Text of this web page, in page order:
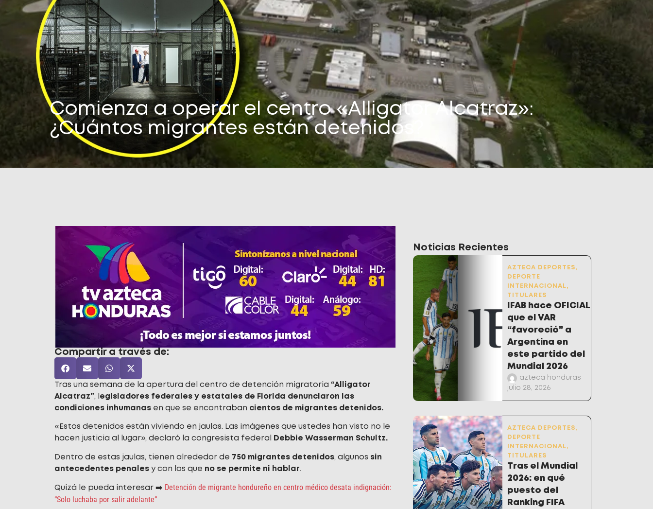
Comienza a operar el centro «Alligator Alcatraz»:
¿Cuántos migrantes están detenidos?
Compartir a través de:
Tras una semana de la apertura del centro de detención migratoria “Alligator
Alcatraz”, l egisladores federales y estatales de Florida denunciaron las
condiciones inhumanas en que se encontraban cientos de migrantes detenidos.
«Estos detenidos están viviendo en jaulas. Las imágenes que ustedes han visto no le
hacen justicia al lugar», declaró la congresista federal
Debbie Wasserman Schultz.
Dentro de estas jaulas, tienen alrededor de 750 migrantes detenidos, algunos sin
antecedentes penales y con los que no se permite ni hablar.
Quizá le pueda interesar ➡️ Detención de migrante hondureño en centro médico desata indignación:
“Solo luchaba por salir adelante”
Noticias Recientes
AZTECA DEPORTES,
DEPORTE
INTERNACIONAL,
TITULARES
IFAB hace OFICIAL
que el VAR
“favoreció” a
Argentina en
este partido del
Mundial 2026
azteca honduras
julio 28, 2026
AZTECA DEPORTES,
DEPORTE
INTERNACIONAL,
TITULARES
Tras el Mundial
2026: en qué
puesto del
Ranking FIFA